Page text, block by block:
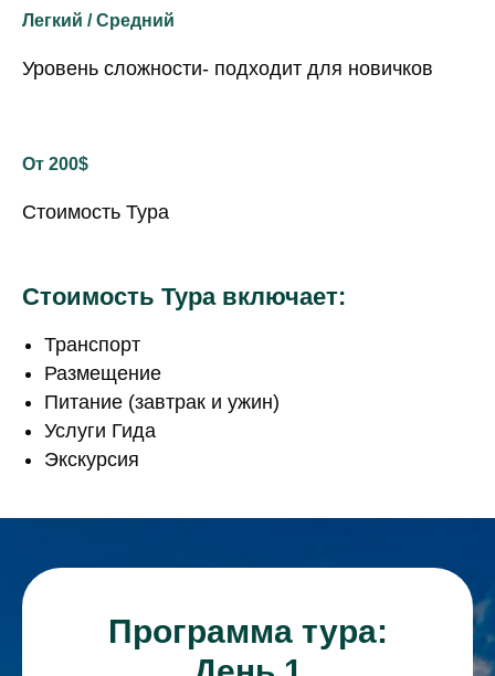
Легкий / Средний
Уровень сложности- подходит для новичков
От 200$
Стоимость Тура
Стоимость Тура включает:
Транспорт
Размещение
Питание (завтрак и ужин)
Услуги Гида
Экскурсия
Программа тура: